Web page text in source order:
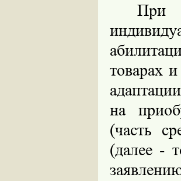
При
товарах
на
(часть
(далее -